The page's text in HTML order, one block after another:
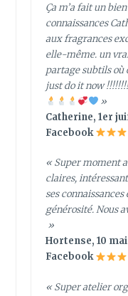
Ça m’a fait un
connaissances
aux fragrances
elle-même. un
partage subtils
just do it now
»
Catherine, 1er
Facebook
« Super moment
claires,
ses
générosité. Nous
»
Hortense, 10 mai
Facebook
« Super atelier